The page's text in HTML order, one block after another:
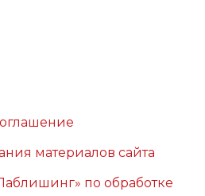
материалов сайта
по обработке